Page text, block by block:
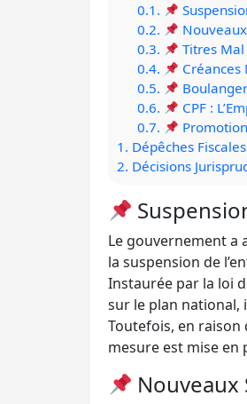
0.1.
0.2.
0.3.
Titres
0.4.
Créances
0.5.
0.6.
CPF :
0.7.
1. Dépêches
2. Décisions
Le gouvernement a
la suspension de
Instaurée par la loi
sur le plan national,
Toutefois, en raison
mesure est mise en
Nouveaux